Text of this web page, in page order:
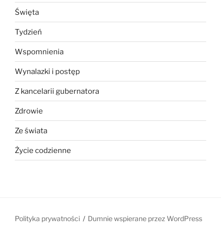
Święta
Tydzień
Wspomnienia
Wynalazki i postęp
Z kancelarii gubernatora
Zdrowie
Ze świata
Życie codzienne
Polityka prywatności Dumnie wspierane przez WordPress